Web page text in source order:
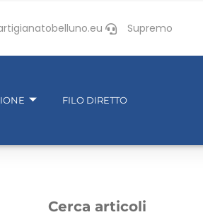
Supremo
FILO DIRETTO
Cerca articoli